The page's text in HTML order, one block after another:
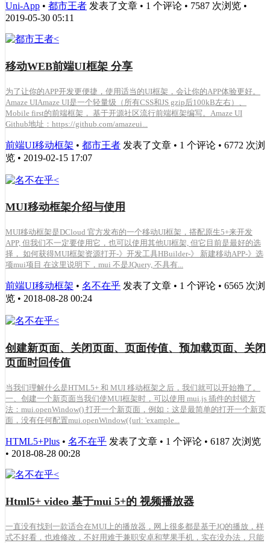
Uni-App • 都市王者 发表了文章 • 1 个评论 • 7587 次浏览 •
2019-05-30 05:11
移动WEB前端UI框架 分享
为了让你的APP开发更便捷，使用适当的UI框架，会让你的APP体验更好。
Amaze UIAmaze UI是一个轻量级（所有CSS和JS gzip后100kB左右）、
Mobile first的前端框架， 基于开源社区流行前端框架编写。Amaze UI
Github地址：https://github.com/amazeui...
前端UI移动框架 • 都市王者 发表了文章 • 1 个评论 • 6772 次浏
览 • 2019-02-15 17:07
MUI移动框架介绍与使用
MUI移动框架是DCloud 官方发布的一个移动UI框架，搭配原生5+来开发
APP, 但我们不一定要使用它，也可以使用其他UI框架, 但它目前是最好的选
择， 如何获得MUI框架资源打开-》开发工具HBuilder-》 新建移动APP-》选
项mui项目 在这里说明下，mui 不是JQuery, 不具有...
前端UI移动框架 • 名不在乎 发表了文章 • 1 个评论 • 6565 次浏
览 • 2018-08-28 00:24
创建新页面、关闭页面、页面传值、预加载页面、关闭
页面时回传值
当我们理解什么是HTML5+ 和 MUI 移动框架之后，我们就可以开始撸了。
一、创建一个新页面当我们使MUI框架时，可以使用 mui.js 插件的封锁方
法：mui.openWindow() 打开一个新页面，例如：这是最简单的打开一个新页
面，没有任何配置mui.openWindow({url: 'example...
HTML5+Plus • 名不在乎 发表了文章 • 1 个评论 • 6187 次浏览
• 2018-08-28 00:28
Html5+ video 基于mui 5+的 视频播放器
一直没有找到一款适合在MUI上的播放器，网上很多都是基于JQ的播放，样
式不好看，也难修改，不好用难于兼职安卓和苹果手机，实在没办法，只能